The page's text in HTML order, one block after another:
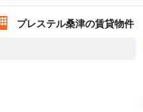
プレステル桑津の賃貸物件